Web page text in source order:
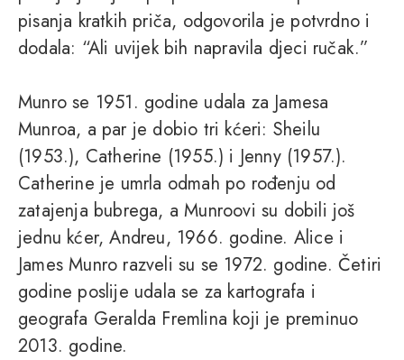
pisanja kratkih priča, odgovorila je potvrdno i
dodala: “Ali uvijek bih napravila djeci ručak.”
Munro se 1951. godine udala za Jamesa
Munroa, a par je dobio tri kćeri: Sheilu
(1953.), Catherine (1955.) i Jenny (1957.).
Catherine je umrla odmah po rođenju od
zatajenja bubrega, a Munroovi su dobili još
jednu kćer, Andreu, 1966. godine. Alice i
James Munro razveli su se 1972. godine. Četiri
godine poslije udala se za kartografa i
geografa Geralda Fremlina koji je preminuo
2013. godine.